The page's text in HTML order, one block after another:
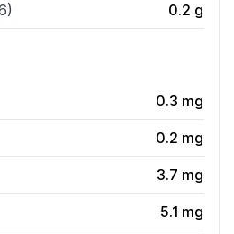
0.2 g
0.3 mg
0.2 mg
3.7 mg
5.1 mg